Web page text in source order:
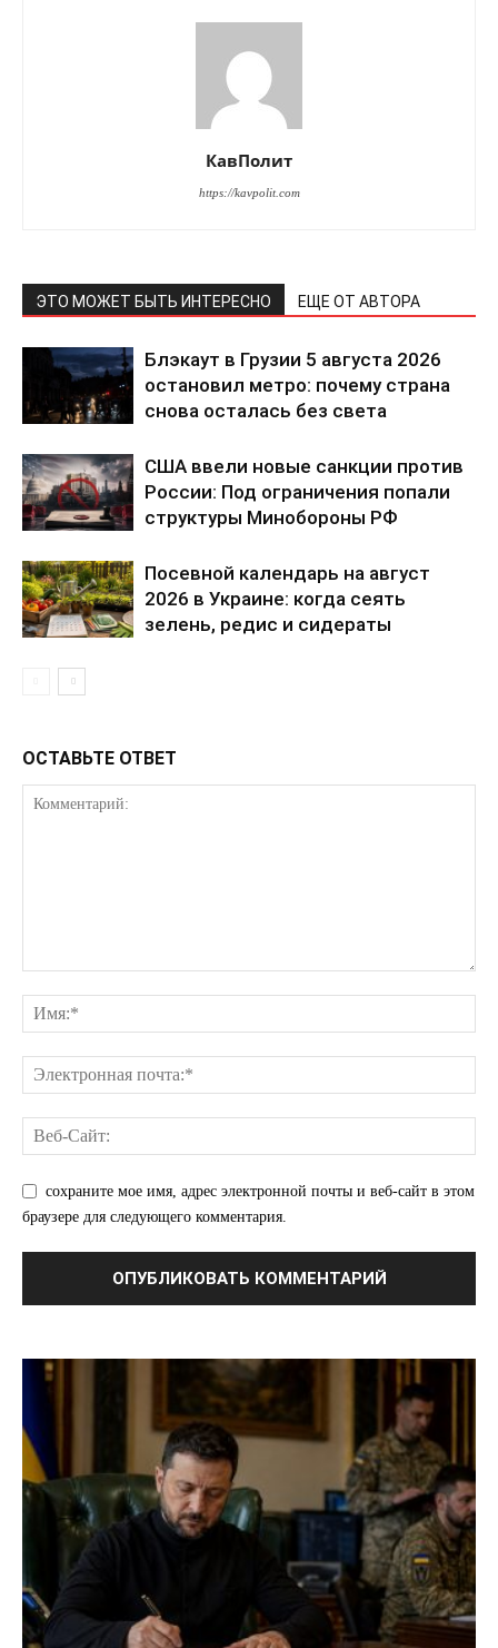
КавПолит
О нас
Связаться с нами
Отказ от ответственности
Мой аккаунт
Реклама
КавПолит
https://kavpolit.com
ЭТО МОЖЕТ БЫТЬ ИНТЕРЕСНО ЕЩЕ ОТ АВТОРА
Блэкаут в Грузии 5 августа 2026
остановил метро: почему страна
снова осталась без света
США ввели новые санкции против
России: Под ограничения попали
структуры Минобороны РФ
Посевной календарь на август
2026 в Украине: когда сеять
зелень, редис и сидераты
ОСТАВЬТЕ ОТВЕТ
сохраните мое имя, адрес электронной почты и веб-сайт в этом
браузере для следующего комментария.